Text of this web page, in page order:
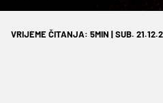
VRIJEME ČITANJA: 5MIN | SUB.